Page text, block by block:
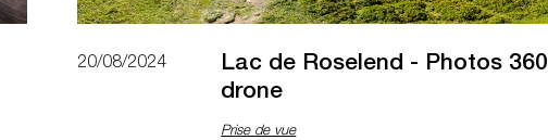
20/08/2024
Lac de Roselend - Photos 360
drone
Prise de vue